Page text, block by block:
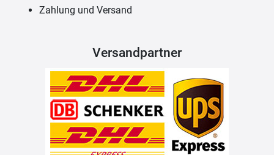
Zahlung und Versand
Versandpartner